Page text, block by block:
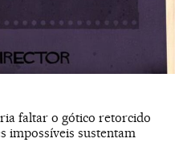
faltar o gótico retorcido
impossíveis sustentam